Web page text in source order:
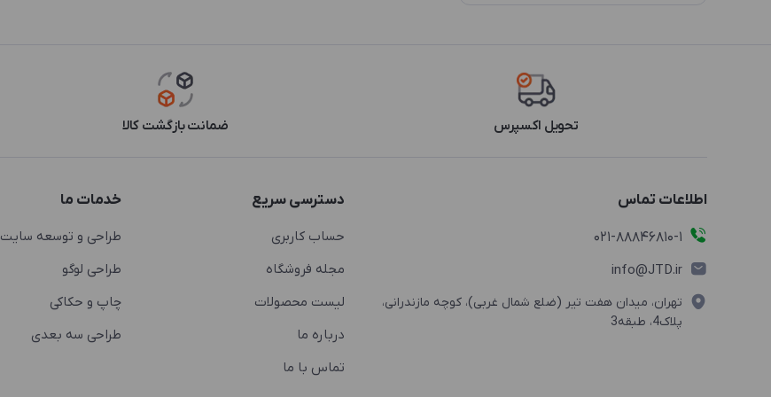
تحویل اکسپرس ضمانت بازگشت کالا
اطلاعات تماس
021-88846810-1
info@JTD.ir
تهران، میدان هفت تیر (ضلع شمال غربی)، کوچه مازندرانی،
پلاک4، طبقه3
دسترسی سریع
حساب کاربری
مجله فروشگاه
لیست محصولات
درباره ما
تماس با ما
خدمات ما
طراحی و توسعه سایت
طراحی لوگو
چاپ و حکاکی
طراحی سه بعدی